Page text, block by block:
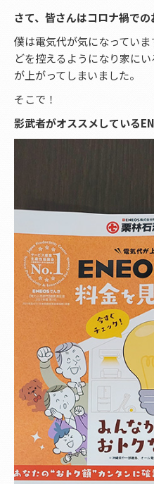
さて、皆さんはコロナ禍で
僕は電気代が気になってい
どを控えるようになり家に
が上がってしまいました。
そこで！
影武者がオススメしている